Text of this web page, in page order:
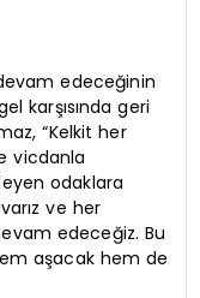
edeceğinin
karşısında geri
“Kelkit her
vicdanla
odaklara
ve her
edeceğiz. Bu
aşacak hem de